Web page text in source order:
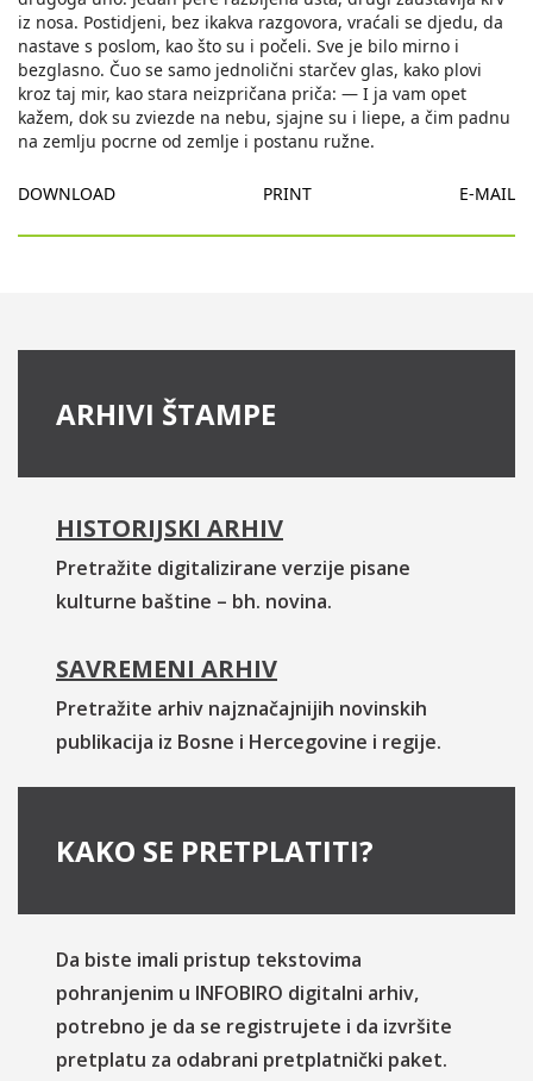
DOWNLOAD PRINT E-MAIL
ARHIVI ŠTAMPE
HISTORIJSKI ARHIV
Pretražite digitalizirane verzije pisane
kulturne baštine – bh. novina.
SAVREMENI ARHIV
Pretražite arhiv najznačajnijih novinskih
publikacija iz Bosne i Hercegovine i regije.
KAKO SE PRETPLATITI?
Da biste imali pristup tekstovima
pohranjenim u INFOBIRO digitalni arhiv,
potrebno je da se registrujete i da izvršite
pretplatu za odabrani pretplatnički paket.